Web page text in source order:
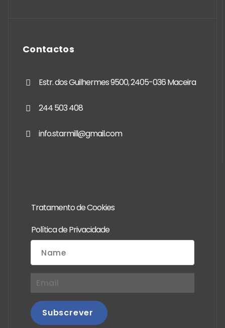
Contactos
Estr. dos Guilhermes 9500, 2405-036 Maceira
244 503 408
info.starmill@gmail.com
Tratamento de Cookies
Política de Privacidade